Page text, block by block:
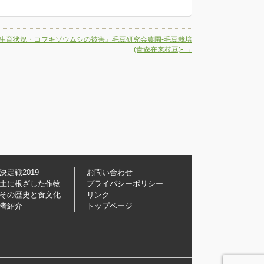
育状況・コフキゾウムシの被害』毛豆研究会農園-毛豆栽培
(青森在来枝豆)- →
お問い合わせ
プライバシーポリシー
リンク
トップページ
定戦2019
に根ざした作物
の歴史と食文化
紹介